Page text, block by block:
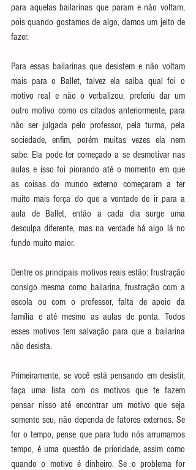
para aquelas bailarinas que param e não voltam,
pois quando gostamos de algo, damos um jeito de
fazer.
Para essas bailarinas que desistem e não voltam
mais para o Ballet, talvez ela saiba qual foi o
motivo real e não o verbalizou, preferiu dar um
outro motivo como os citados anteriormente, para
não ser julgada pelo professor, pela turma, pela
sociedade, enfim, porém muitas vezes ela nem
sabe. Ela pode ter começado a se desmotivar nas
aulas e isso foi piorando até o momento em que
as coisas do mundo externo começaram a ter
muito mais força do que a vontade de ir para a
aula de Ballet, então a cada dia surge uma
desculpa diferente, mas na verdade há algo lá no
fundo muito maior.
Dentre os principais motivos reais estão: frustração
consigo mesma como bailarina, frustração com a
escola ou com o professor, falta de apoio da
família e até mesmo as aulas de ponta. Todos
esses motivos tem salvação para que a bailarina
não desista.
Primeiramente, se você está pensando em desistir,
faça uma lista com os motivos que te fazem
pensar nisso até encontrar um motivo que seja
somente seu, não dependa de fatores externos. Se
for o tempo, pense que para tudo nós arrumamos
tempo, é uma questão de prioridade, assim como
quando o motivo é dinheiro. Se o problema for